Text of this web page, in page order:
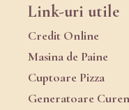
Link-uri utile
Credit Online
Masina de Paine
Cuptoare Pizza
Generatoare